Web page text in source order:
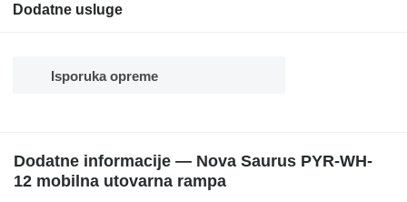
Dodatne usluge
Isporuka opreme
Dodatne informacije — Nova Saurus PYR-WH-
12 mobilna utovarna rampa